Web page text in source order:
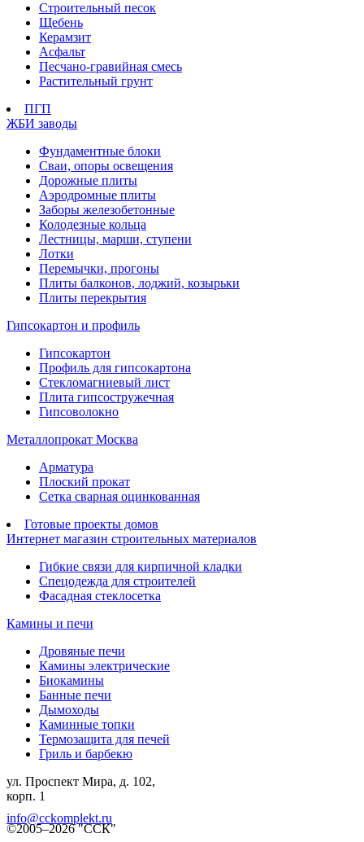
Строительный песок
Щебень
Керамзит
Асфальт
Песчано-гравийная смесь
Растительный грунт
ПГП
ЖБИ заводы
Фундаментные блоки
Сваи, опоры освещения
Дорожные плиты
Аэродромные плиты
Заборы железобетонные
Колодезные кольца
Лестницы, марши, ступени
Лотки
Перемычки, прогоны
Плиты балконов, лоджий, козырьки
Плиты перекрытия
Гипсокартон и профиль
Гипсокартон
Профиль для гипсокартона
Стекломагниевый лист
Плита гипсостружечная
Гипсоволокно
Металлопрокат Москва
Арматура
Плоский прокат
Сетка сварная оцинкованная
Готовые проекты домов
Интернет магазин строительных материалов
Гибкие связи для кирпичной кладки
Спецодежда для строителей
Фасадная стеклосетка
Камины и печи
Дровяные печи
Камины электрические
Биокамины
Банные печи
Дымоходы
Каминные топки
Термозащита для печей
Гриль и барбекю
ул. Проспект Мира, д. 102,
корп. 1
info@cckomplekt.ru
©2005–2026 "ССК"